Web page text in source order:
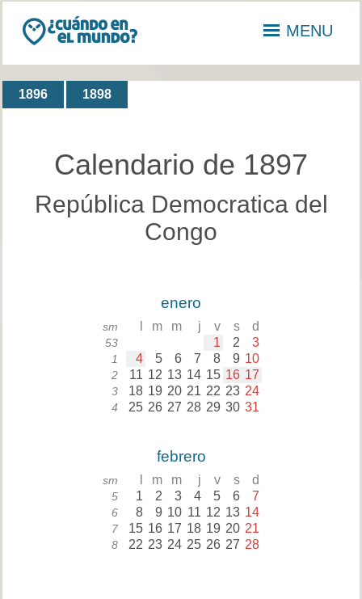
MENU
1896 1898
Calendario de 1897
República Democratica del
Congo
enero
sm m m j v s d
53 1 2 3
1 4 5 6 7 8 9 10
2 11 12 13 14 15 16 17
3 18 19 20 21 22 23 24
4 25 26 27 28 29 30 31
febrero
sm m m j v s d
5 1 2 3 4 5 6 7
6 8 9 10 11 12 13 14
7 15 16 17 18 19 20 21
8 22 23 24 25 26 27 28